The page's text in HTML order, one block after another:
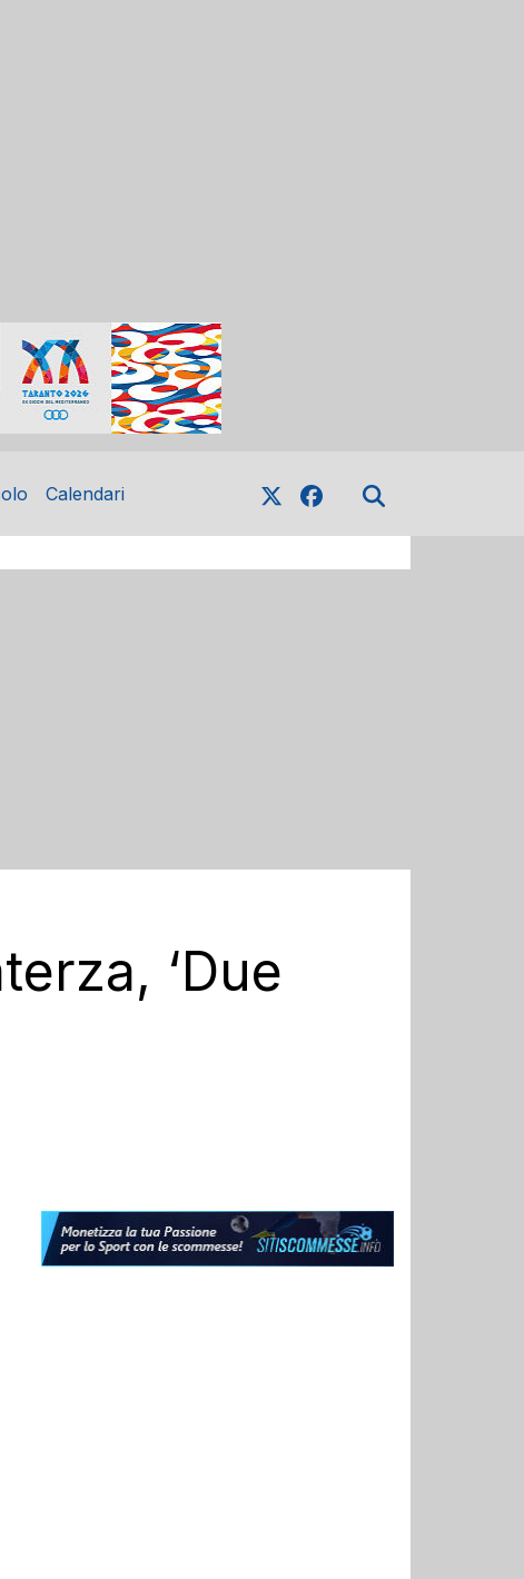
Calendari
‘Due